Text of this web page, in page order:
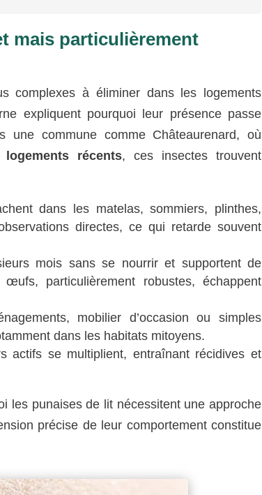
mais particulièrement
complexes à éliminer dans les logements
expliquent pourquoi leur présence passe
une commune comme Châteaurenard, où
logements récents, ces insectes trouvent
dans les matelas, sommiers, plinthes,
directes, ce qui retarde souvent
mois sans se nourrir et supportent de
particulièrement robustes, échappent
mobilier d’occasion ou simples
dans les habitats mitoyens.
actifs se multiplient, entraînant récidives et
les punaises de lit nécessitent une approche
précise de leur comportement constitue